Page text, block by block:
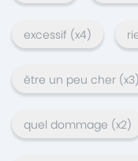
excessif (x4)
être un peu cher (x3)
quel dommage (x2)